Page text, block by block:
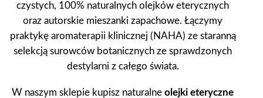
czystych, 100% naturalnych olejków eterycznych
oraz autorskie mieszanki zapachowe. Łączymy
praktykę aromaterapii klinicznej (NAHA) ze staranną
selekcją surowców botanicznych ze sprawdzonych
destylarni z całego świata.
W naszym sklepie kupisz naturalne olejki eteryczne